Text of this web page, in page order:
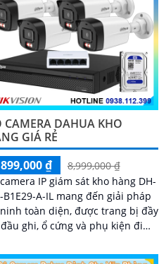
CAMERA DAHUA KHO
GIÁ RẺ
₫
8,999,000 ₫
IP giám sát kho hàng DH-
B1E29-A-IL mang đến giải pháp
toàn diện, được trang bị đầy
ghi, ổ cứng và phụ kiện đi
sử dụng. Hệ thống hỗ trợ